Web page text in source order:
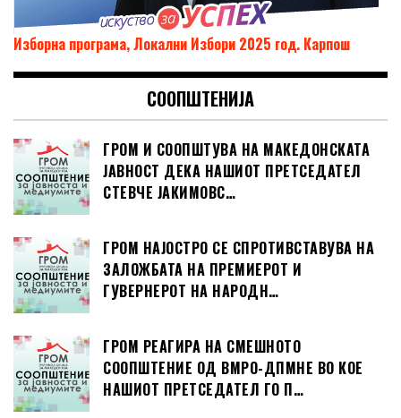
Изборна програма, Локални Избори 2025 год. Карпош
СООПШТЕНИЈА
ГРОМ И СООПШТУВА НА МАКЕДОНСКАТА
ЈАВНОСТ ДЕКА НАШИОТ ПРЕТСЕДАТЕЛ
СТЕВЧЕ ЈАКИМОВС…
ГРОМ НАЈОСТРО СЕ СПРОТИВСТАВУВА НА
ЗАЛОЖБАТА НА ПРЕМИЕРОТ И
ГУВЕРНЕРОТ НА НАРОДН…
ГРОМ РЕАГИРА НА СМЕШНОТО
СООПШТЕНИЕ ОД ВМРО-ДПМНЕ ВО КОЕ
НАШИОТ ПРЕТСЕДАТЕЛ ГО П…